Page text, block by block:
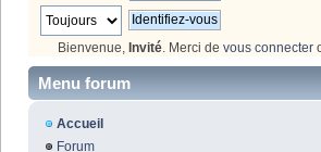
Bienvenue, Invité. Merci de vous connecter
Menu forum
Accueil
Forum